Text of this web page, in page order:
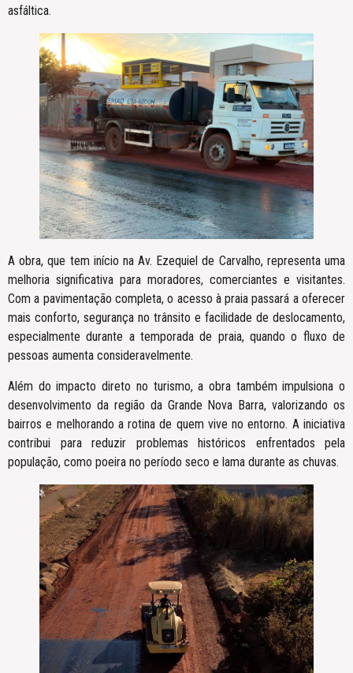
asfáltica.
A obra, que tem início na Av. Ezequiel de Carvalho, representa uma
melhoria significativa para moradores, comerciantes e visitantes.
Com a pavimentação completa, o acesso à praia passará a oferecer
mais conforto, segurança no trânsito e facilidade de deslocamento,
especialmente durante a temporada de praia, quando o fluxo de
pessoas aumenta consideravelmente.
Além do impacto direto no turismo, a obra também impulsiona o
desenvolvimento da região da Grande Nova Barra, valorizando os
bairros e melhorando a rotina de quem vive no entorno. A iniciativa
contribui para reduzir problemas históricos enfrentados pela
população, como poeira no período seco e lama durante as chuvas.